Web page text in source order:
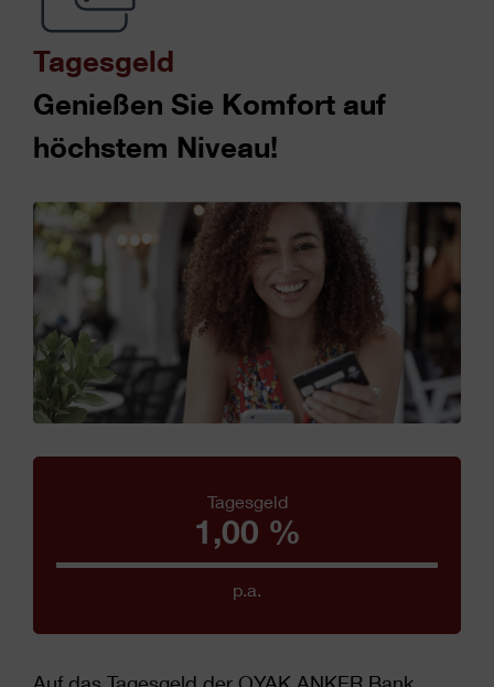
Tagesgeld
Genießen Sie Komfort auf
höchstem Niveau!
Tagesgeld
1,00 %
p.a.